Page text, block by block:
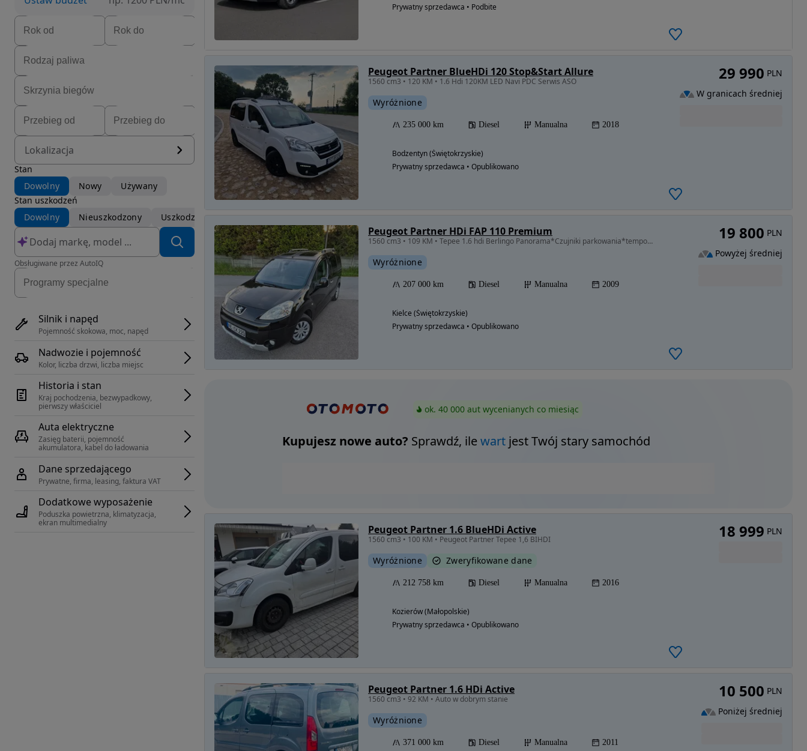
Lokalizacja
Stan
Dowolny
Nowy
Używany
Stan uszkodzeń
Dowolny
Nieuszkodzony Uszkodzony
Obsługiwane przez AutoIQ
Silnik i napęd
Pojemność skokowa, moc, napęd
Nadwozie i pojemność
Kolor, liczba drzwi, liczba miejsc
Historia i stan
Kraj pochodzenia, bezwypadkowy,
pierwszy właściciel
Auta elektryczne
Zasięg baterii, pojemność
akumulatora, kabel do ładowania
Dane sprzedającego
Prywatne, firma, leasing, faktura VAT
Dodatkowe wyposażenie
Poduszka powietrzna, klimatyzacja,
ekran multimedialny
Prywatny sprzedawca • Podbite
Peugeot Partner BlueHDi 120 Stop&Start Allure
1560 cm3 • 120 KM • 1.6 Hdi 120KM LED Navi PDC Serwis ASO
Wyróżnione
235 000 km Diesel Manualna 2018
Bodzentyn (Świętokrzyskie)
Prywatny sprzedawca • Opublikowano
29 990 PLN
W granicach średniej
Peugeot Partner HDi FAP 110 Premium
1560 cm3 • 109 KM • Tepee 1.6 hdi Berlingo Panorama*Czujniki parkowania*tempomat Citroen
Wyróżnione
207 000 km Diesel Manualna 2009
Kielce (Świętokrzyskie)
Prywatny sprzedawca • Opublikowano
19 800 PLN
Powyżej średniej
ok. 40 000 aut wycenianych co miesiąc
Kupujesz nowe auto? Sprawdź, ilewartjest Twój stary samochód
Peugeot Partner 1.6 BlueHDi Active
1560 cm3 • 100 KM • Peugeot Partner Tepee 1,6 BIHDI
Wyróżnione Zweryfikowane dane
212 758 km Diesel Manualna 2016
Kozierów (Małopolskie)
Prywatny sprzedawca • Opublikowano
18 999 PLN
Peugeot Partner 1.6 HDi Active
1560 cm3 • 92 KM • Auto w dobrym stanie
Wyróżnione
371 000 km Diesel Manualna 2011
10 500 PLN
Poniżej średniej